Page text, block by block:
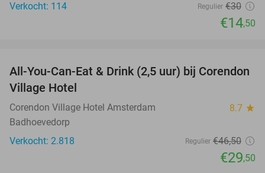
Verkocht: 114
Regulier €30
€14,50
37%
All-You-Can-Eat & Drink (2,5 uur) bij Corendon
Village Hotel
Corendon Village Hotel Amsterdam 8.7 star
Badhoevedorp
Verkocht: 2.818
Regulier €46,50
€29,50